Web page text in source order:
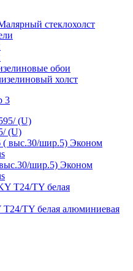
стеклохолст
обои
холст
(U)
шир.5) Эконом
TY белая алюминиевая